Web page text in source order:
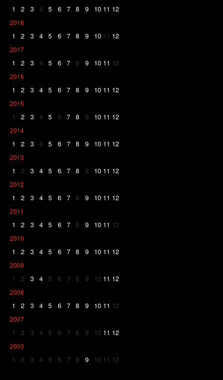
1 2 3 4 5 6 7 8 9 10 11 12
2018
1 2 3 4 5 6 7 8 9 10 11 12
2017
1 2 3 4 5 6 7 8 9 10 11 12
2016
1 2 3 4 5 6 7 8 9 10 11 12
2015
1 2 3 4 5 6 7 8 9 10 11 12
2014
1 2 3 4 5 6 7 8 9 10 11 12
2013
1 2 3 4 5 6 7 8 9 10 11 12
2012
1 2 3 4 5 6 7 8 9 10 11 12
2011
1 2 3 4 5 6 7 8 9 10 11 12
2010
1 2 3 4 5 6 7 8 9 10 11 12
2009
1 2 3 4 5 6 7 8 9 10 11 12
2008
1 2 3 4 5 6 7 8 9 10 11 12
2007
1 2 3 4 5 6 7 8 9 10 11 12
2003
1 2 3 4 5 6 7 8 9 10 11 12